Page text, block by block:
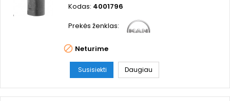
Kodas: 4001796
Prekės ženklas:
 Neturime
Susisiekti Daugiau